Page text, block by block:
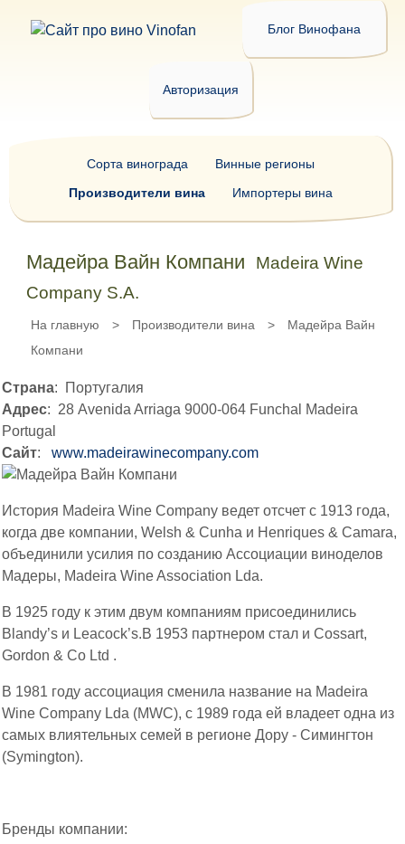
Блог Винофана
Авторизация
Мадейра Вайн Компани
Madeira Wine
Company S.A.
На главную > Производители вина >
Мадейра Вайн
Компани
Страна: Португалия
Адрес: 28 Avenida Arriaga 9000-064 Funchal Madeira
Portugal
Сайт: www.madeirawinecompany.com
История Madeira Wine Company ведет отсчет с 1913 года,
когда две компании, Welsh & Cunha и Henriques & Camara,
объединили усилия по созданию Ассоциации виноделов
Мадеры, Madeira Wine Association Lda.
В 1925 году к этим двум компаниям присоединились
Blandy’s и Leacock’s.В 1953 партнером стал и Cossart,
Gordon & Co Ltd .
В 1981 году ассоциация сменила название на Madeira
Wine Company Lda (MWC), с 1989 года ей владеет одна из
самых влиятельных семей в регионе Дору - Симингтон
(Symington).
Бренды компании:
Сорта винограда
Винные регионы
Производители вина
Импортеры вина